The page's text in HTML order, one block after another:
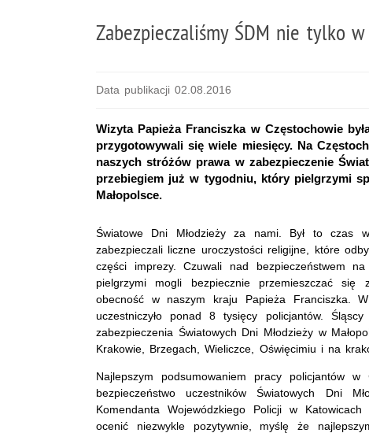
Zabezpieczaliśmy ŚDM nie tylko
Data publikacji 02.08.2016
Wizyta Papieża Franciszka w Częstochowie
przygotowywali się wiele miesięcy. Na
naszych stróżów prawa w zabezpieczenie
przebiegiem już w tygodniu, który pielgrzymi
Małopolsce.
Światowe Dni Młodzieży za nami. Był to czas
zabezpieczali liczne uroczystości religijne, które
części imprezy. Czuwali nad bezpieczeństwem
pielgrzymi mogli bezpiecznie przemieszczać
obecność w naszym kraju Papieża Franciszka.
uczestniczyło ponad 8 tysięcy policjantów.
zabezpieczenia Światowych Dni Młodzieży w
Krakowie, Brzegach, Wieliczce, Oświęcimiu i na
Najlepszym podsumowaniem pracy policjantów
bezpieczeństwo uczestników Światowych Dni
Komendanta Wojewódzkiego Policji w
ocenić niezwykle pozytywnie, myślę że